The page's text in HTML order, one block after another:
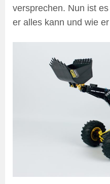
versprechen. Nun ist
er alles kann und wie